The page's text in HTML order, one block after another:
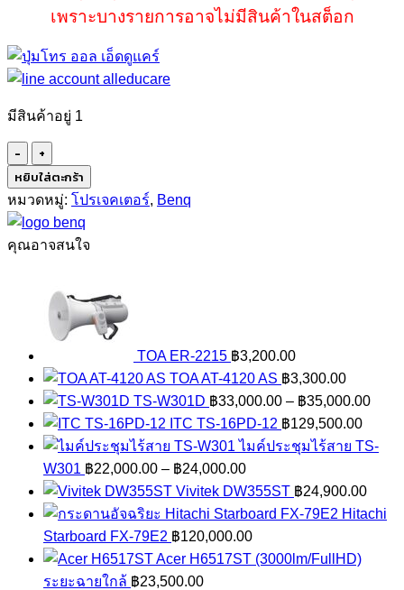
เพราะบางรายการอาจไม่มีสินค้าในสต็อก
มีสินค้าอยู่ 1
จำนวน
BENQ
LK936ST
4K
ชิ้น
หยิบใส่ตะกร้า
หมวดหมู่: โปรเจคเตอร์, Benq
คุณอาจสนใจ
TOA ER-2215 ฿3,200.00
TOA AT-4120 AS ฿3,300.00
TS-W301D ฿33,000.00 – ฿35,000.00Price
฿
ITC TS-16PD-12 ฿129,500.00
ไมค์ประชุมไร้สาย TS-
W301 ฿22,000.00 – ฿24,000.00Price
range:
฿22,000.00
through
฿24,000.00
Vivitek DW355ST ฿24,900.00
Hitachi
Starboard FX-79E2 ฿120,000.00
Acer H6517ST (3000lm/FullHD)
ระยะฉายใกล้ ฿23,500.00